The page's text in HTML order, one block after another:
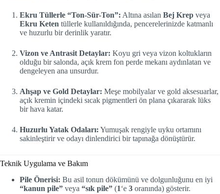
Ekru Tüllerle “Ton-Sür-Ton”: Altına asılan Bej Krep veya
Ekru Keten tüllerle kullanıldığında, pencerelerinizde katmanlı
ve huzurlu bir derinlik yaratır.
Vizon ve Antrasit Detaylar: Koyu gri veya vizon koltukların
olduğu bir salonda, açık krem fon perde mekanı aydınlatan ve
dengeleyen ana unsurdur.
Ahşap ve Gold Detaylar: Meşe mobilyalar ve gold aksesuarlar,
açık kremin içindeki sıcak pigmentleri ön plana çıkararak lüks
bir hava katar.
Huzurlu Yatak Odaları: Yumuşak rengiyle uyku ortamını
sakinleştirir ve odayı dinlendirici bir tapınağa dönüştürür.
Teknik Uygulama ve Bakım
Pile Önerisi: Bu asil tonun dökümünü ve dolgunluğunu en iyi
“kanun pile” veya “sık pile” (1‘e 3 oranında) gösterir.